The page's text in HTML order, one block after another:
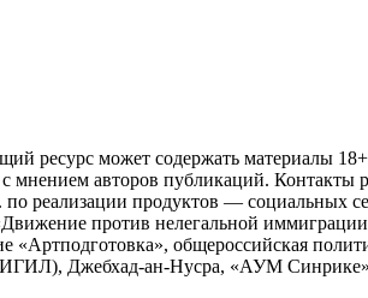
ресурс может содержать материалы
мнением авторов публикаций. Контакты
реализации продуктов — социальных
против нелегальной
общероссийская
Джебхад-ан-Нусра, «АУМ